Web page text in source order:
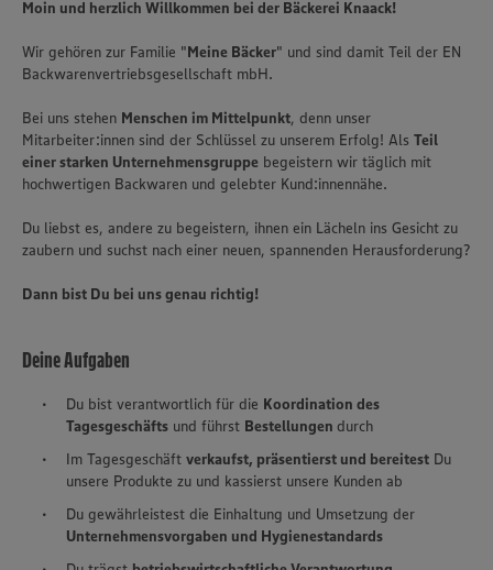
Moin und herzlich Willkommen bei der Bäckerei Knaack!
Wir gehören zur Familie "Meine Bäcker" und sind damit Teil der EN
Backwarenvertriebsgesellschaft mbH.
Bei uns stehen Menschen im Mittelpunkt, denn unser
Mitarbeiter:innen sind der Schlüssel zu unserem Erfolg! Als Teil
einer starken Unternehmensgruppe begeistern wir täglich mit
hochwertigen Backwaren und gelebter Kund:innennähe.
Du liebst es, andere zu begeistern, ihnen ein Lächeln ins Gesicht zu
zaubern und suchst nach einer neuen, spannenden Herausforderung?
Dann bist Du bei uns genau richtig!
Deine Aufgaben
Du bist verantwortlich für die Koordination des
Tagesgeschäfts und führst Bestellungen durch
Im Tagesgeschäft verkaufst, präsentierst und bereitest Du
unsere Produkte zu und kassierst unsere Kunden ab
Du gewährleistest die Einhaltung und Umsetzung der
Unternehmensvorgaben und Hygienestandards